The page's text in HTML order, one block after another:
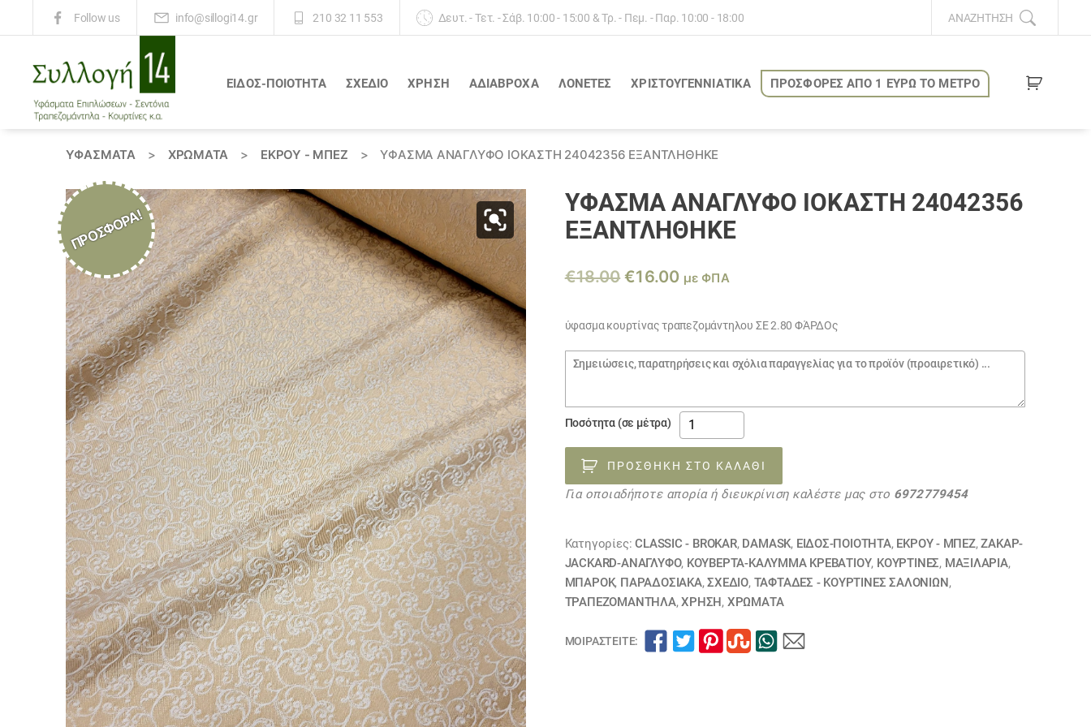
Follow us info@sillogi14.gr 210 32 11 553 Δευτ. - Τετ. - Σάβ. 10:00 - 15:00 & Τρ. - Πεμ. - Παρ. 10:00 - 18:00 ΑΝΑΖΉΤΗΣΗ
ΕΙΔΟΣ-ΠΟΙΟΤΗΤΑ ΣΧΕΔΙΟ ΧΡΗΣΗ ΑΔΙΆΒΡΟΧΑ ΛΟΝΈΤΕΣ ΧΡΙΣΤΟΥΓΕΝΝΙΑΤΙΚΑ ΠΡΟΣΦΟΡΕΣ ΑΠΟ 1 ΕΥΡΩ ΤΟ ΜΕΤΡΟ
ΥΦΆΣΜΑΤΑ > ΧΡΏΜΑΤΑ > ΕΚΡΟΥ - ΜΠΕΖ > ΎΦΑΣΜΑ ΑΝΆΓΛΥΦΟ ΙΟΚΑΣΤΗ 24042356 ΕΞΑΝΤΛΗΘΗΚΕ
ΠΡΟΣΦΟΡΆ!
ΎΦΑΣΜΑ ΑΝΆΓΛΥΦΟ ΙΟΚΑΣΤΗ 24042356
ΕΞΑΝΤΛΗΘΗΚΕ
€18.00Original
was:
€18.00.
€16.00Η
τιμή
είναι:
€16.00.
με ΦΠΑ
ύφασμα κουρτίνας τραπεζομάντηλου ΣΕ 2.80 ΦΆΡΔΟς
Σημειώσεις
Ποσότητα (σε μέτρα)
ύφασμα
ανάγλυφο
ΙΟΚΑΣΤΗ
24042356
ΕΞΑΝΤΛΗΘΗΚΕ
ΠΡΟΣΘΉΚΗ ΣΤΟ ΚΑΛΆΘΙ
Για οποιαδήποτε απορία ή διευκρίνιση καλέστε μας στο 6972779454
Κατηγορίες:CLASSIC - BROKAR, DAMASK, ΕΙΔΟΣ-ΠΟΙΟΤΗΤΑ, ΕΚΡΟΥ - ΜΠΕΖ,ΖΑΚΆΡ-
JACKARD-ΑΝΆΓΛΥΦΟ, ΚΟΥΒΈΡΤΑ-ΚΆΛΥΜΜΑ ΚΡΕΒΑΤΙΟΎ, ΚΟΥΡΤΊΝΕΣ, ΜΑΞΙΛΆΡΙΑ,
ΜΠΑΡΟΚ, ΠΑΡΑΔΟΣΙΑΚΑ,ΣΧΕΔΙΟ, ΤΑΦΤΆΔΕΣ - ΚΟΥΡΤΊΝΕΣ ΣΑΛΟΝΙΏΝ,
ΤΡΑΠΕΖΟΜΆΝΤΗΛΑ,ΧΡΗΣΗ, ΧΡΏΜΑΤΑ
ΜΟΙΡΑΣΤΕΊΤΕ: